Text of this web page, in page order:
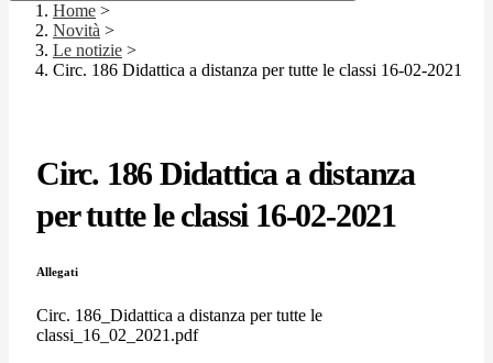
Home >
Novità >
Le notizie >
Circ. 186 Didattica a distanza per tutte le classi 16-02-2021
Circ. 186 Didattica a distanza
per tutte le classi 16-02-2021
Allegati
Circ. 186_Didattica a distanza per tutte le
classi_16_02_2021.pdf